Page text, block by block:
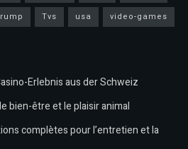
Tvs usa video-games
Erlebnis aus der Schweiz
bien-être et le plaisir animal
complètes pour l’entretien et la